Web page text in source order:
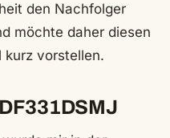
den Nachfolger
möchte daher diesen
kurz vorstellen.